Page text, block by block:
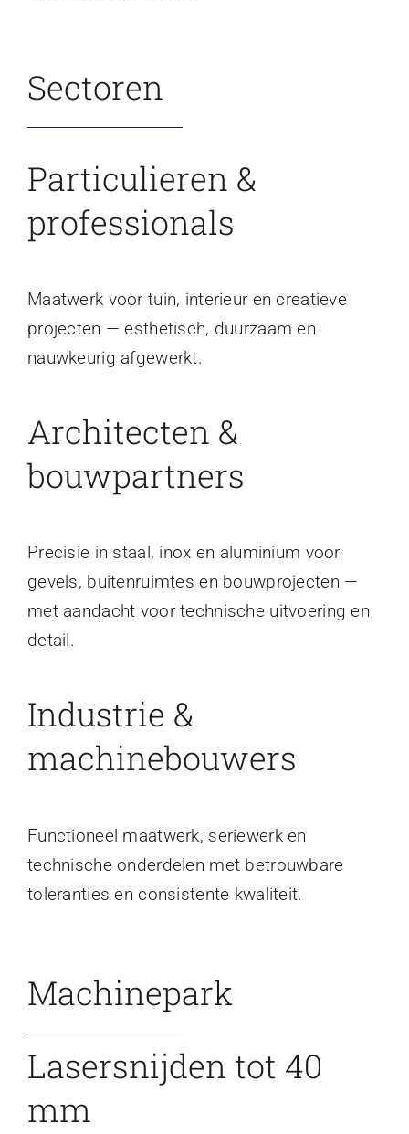
Sectoren
Particulieren &
professionals
Maatwerk voor tuin, interieur en creatieve
projecten — esthetisch, duurzaam en
nauwkeurig afgewerkt.
Architecten &
bouwpartners
Precisie in staal, inox en aluminium voor
gevels, buitenruimtes en bouwprojecten —
met aandacht voor technische uitvoering en
detail.
Industrie &
machinebouwers
Functioneel maatwerk, seriewerk en
technische onderdelen met betrouwbare
toleranties en consistente kwaliteit.
Machinepark
Lasersnijden tot 40
mm